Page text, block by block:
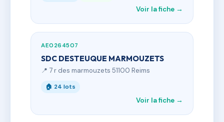
Voir la fiche →
AE0264507
SDC DESTEUQUE MARMOUZETS
📍 7 r des marmouzets 51100 Reims
🏠 24 lots
Voir la fiche →